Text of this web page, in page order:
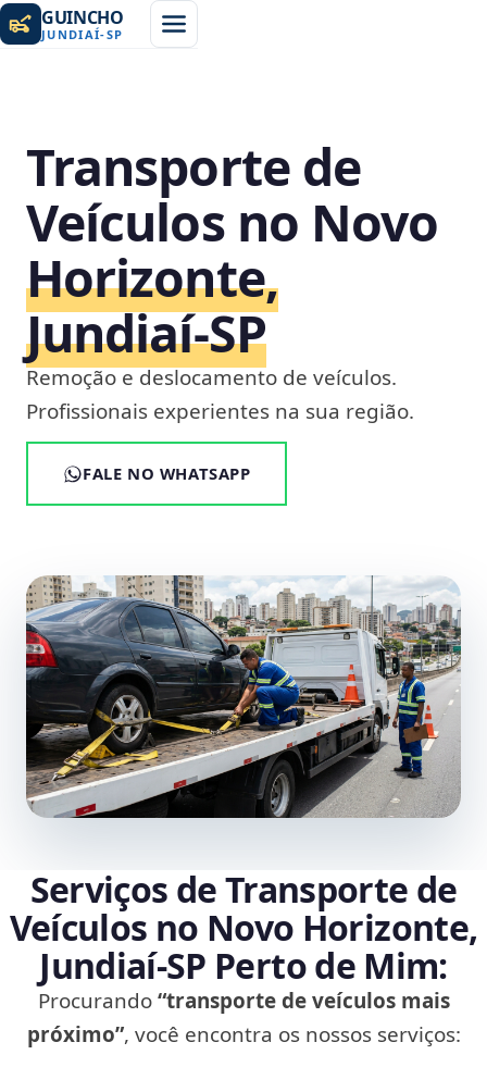
GUINCHO
JUNDIAÍ-SP
Transporte de
Veículos no Novo
Horizonte,
Jundiaí‑SP
Remoção e deslocamento de veículos.
Profissionais experientes na sua região.
FALE NO WHATSAPP
Serviços de Transporte de
Veículos no Novo Horizonte,
Jundiaí‑SP Perto de Mim:
Procurando“transporte de veículos mais
próximo”, você encontra os nossos serviços: